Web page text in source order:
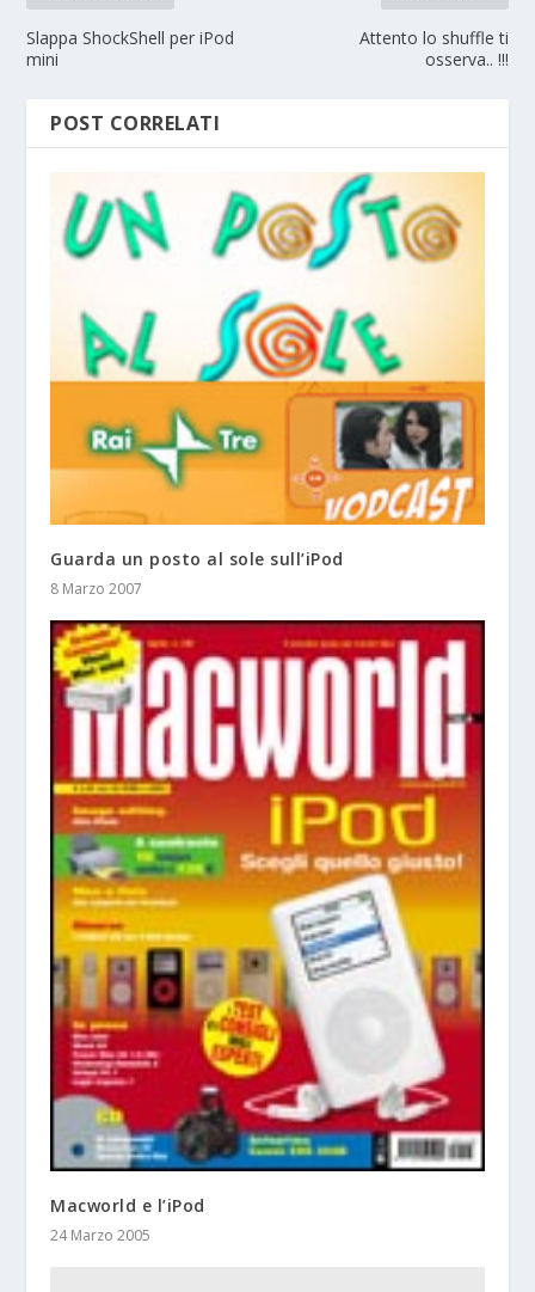
Slappa ShockShell per iPod
mini
Attento lo shuffle ti
osserva.. !!!
POST CORRELATI
Guarda un posto al sole sull’iPod
8 Marzo 2007
Macworld e l’iPod
24 Marzo 2005